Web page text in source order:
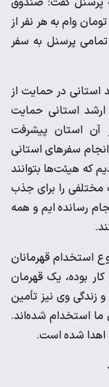
اهدای ۴۰۰ میلیون تومان وام به هر نفر از
پرسنل به سفر
استانی در حمایت از
استانی حمایت
آن استان پیشرفت
سفرهای استانی
که هیئت‌ها بتوانند
مختلفی را برای جذب
رسانده ایم و همه
استخدام قهرمانان
بوده، یک قهرمان
زندگی وی نیز تأمین
ما استخدام شده‌اند.
اهدا شده است.